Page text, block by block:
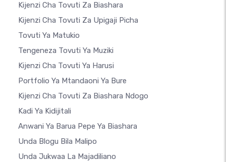
Kijenzi Cha Tovuti Za Biashara
Kijenzi Cha Tovuti Za Upigaji Picha
Tovuti Ya Matukio
Tengeneza Tovuti Ya Muziki
Kijenzi Cha Tovuti Ya Harusi
Portfolio Ya Mtandaoni Ya Bure
Kijenzi Cha Tovuti Za Biashara Ndogo
Kadi Ya Kidijitali
Anwani Ya Barua Pepe Ya Biashara
Unda Blogu Bila Malipo
Unda Jukwaa La Majadiliano